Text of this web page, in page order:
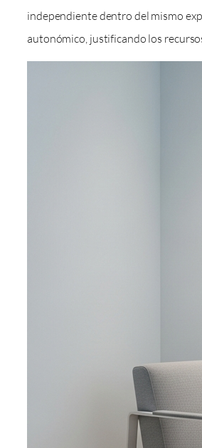
independiente dentro del mismo
autonómico, justificando los